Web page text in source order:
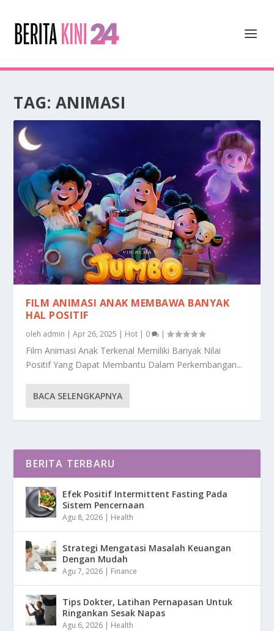
TAG: ANIMASI
FILM ANIMASI ANAK MEMBAWA BANYAK
HAL POSITIF
oleh admin |Apr 26, 2025 | Hot | 0 |
Film Animasi Anak Terkenal Memiliki Banyak Nilai
Positif Yang Dapat Membantu Dalam Perkembangan...
BACA SELENGKAPNYA
BERITA TERBARU
Efek Positif Intermittent Fasting Pada
Sistem Pencernaan
Agu 8, 2026 | Health
Strategi Mengatasi Masalah Keuangan
Dengan Mudah
Agu 7, 2026 | Finance
Tips Dokter, Latihan Pernapasan Untuk
Ringankan Sesak Napas
Agu 6, 2026 | Health